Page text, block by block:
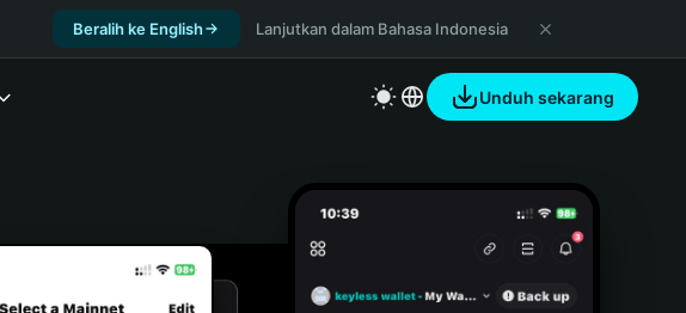
Beralih ke English Lanjutkan dalam Bahasa Indonesia
Unduh sekarang